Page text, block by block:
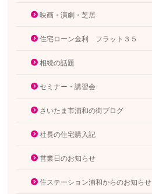
映画・演劇・芝居
住宅ローン金利 フラット３５
相続の話題
セミナー・講習会
さいたま市浦和の街ブログ
社長の住宅購入記
営業日のお知らせ
住ステーション浦和からのお知らせ